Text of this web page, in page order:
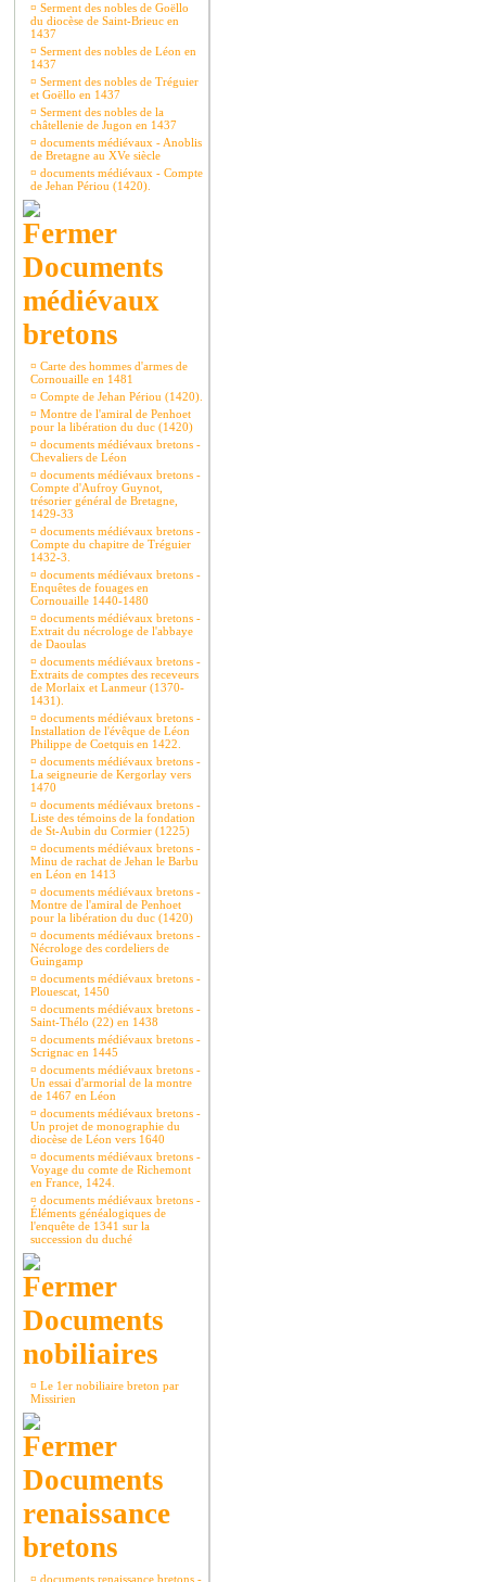
¤ Serment des nobles de Goëllo
du diocèse de Saint-Brieuc en
1437
¤ Serment des nobles de Léon en
1437
¤ Serment des nobles de Tréguier
et Goëllo en 1437
¤ Serment des nobles de la
châtellenie de Jugon en 1437
¤ documents médiévaux - Anoblis
de Bretagne au XVe siècle
¤ documents médiévaux - Compte
de Jehan Périou (1420).
Documents
médiévaux
bretons
¤ Carte des hommes d'armes de
Cornouaille en 1481
¤ Compte de Jehan Périou (1420).
¤ Montre de l'amiral de Penhoet
pour la libération du duc (1420)
¤ documents médiévaux bretons -
Chevaliers de Léon
¤ documents médiévaux bretons -
Compte d'Aufroy Guynot,
trésorier général de Bretagne,
1429-33
¤ documents médiévaux bretons -
Compte du chapitre de Tréguier
1432-3.
¤ documents médiévaux bretons -
Enquêtes de fouages en
Cornouaille 1440-1480
¤ documents médiévaux bretons -
Extrait du nécrologe de l'abbaye
de Daoulas
¤ documents médiévaux bretons -
Extraits de comptes des receveurs
de Morlaix et Lanmeur (1370-
1431).
¤ documents médiévaux bretons -
Installation de l'évêque de Léon
Philippe de Coetquis en 1422.
¤ documents médiévaux bretons -
La seigneurie de Kergorlay vers
1470
¤ documents médiévaux bretons -
Liste des témoins de la fondation
de St-Aubin du Cormier (1225)
¤ documents médiévaux bretons -
Minu de rachat de Jehan le Barbu
en Léon en 1413
¤ documents médiévaux bretons -
Montre de l'amiral de Penhoet
pour la libération du duc (1420)
¤ documents médiévaux bretons -
Nécrologe des cordeliers de
Guingamp
¤ documents médiévaux bretons -
Plouescat, 1450
¤ documents médiévaux bretons -
Saint-Thélo (22) en 1438
¤ documents médiévaux bretons -
Scrignac en 1445
¤ documents médiévaux bretons -
Un essai d'armorial de la montre
de 1467 en Léon
¤ documents médiévaux bretons -
Un projet de monographie du
diocèse de Léon vers 1640
¤ documents médiévaux bretons -
Voyage du comte de Richemont
en France, 1424.
¤ documents médiévaux bretons -
Éléments généalogiques de
l'enquête de 1341 sur la
succession du duché
Documents
nobiliaires
¤ Le 1er nobiliaire breton par
Missirien
Documents
renaissance
bretons
¤ documents renaissance bretons -